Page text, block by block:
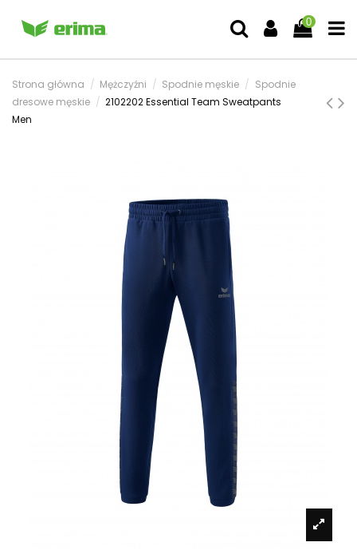
0
Strona główna Mężczyźni Spodnie męskie
Spodnie
dresowe męskie
2102202 Essential Team Sweatpants
Men